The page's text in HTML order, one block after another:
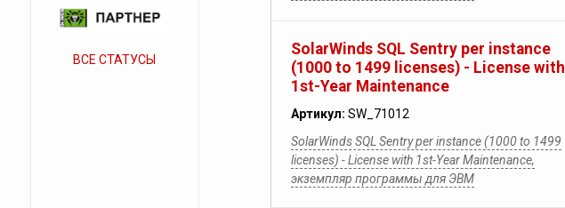
SolarWinds SQL Sentry per instance
(1000 to 1499 licenses) - License with
1st-Year Maintenance
Артикул: SW_71012
SolarWinds SQL Sentry per instance (1000 to 1499
licenses) - License with 1st-Year Maintenance,
экземпляр программы для ЭВМ
ВСЕ СТАТУСЫ